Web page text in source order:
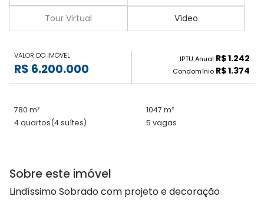
Tour Virtual Vídeo
VALOR DO IMÓVEL
R$ 6.200.000
IPTU Anual R$ 1.242
Condomínio R$ 1.374
780 m²
1047 m²
4 quartos(4 suítes) 5 vagas
Sobre este imóvel
Lindíssimo Sobrado com projeto e decoração